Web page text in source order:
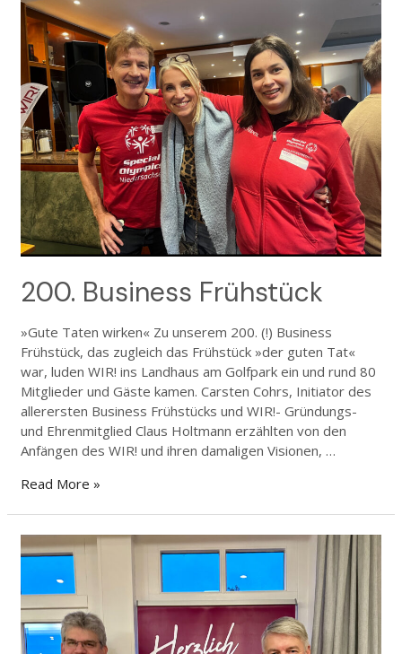
200. Business Frühstück
»Gute Taten wirken« Zu unserem 200. (!) Business
Frühstück, das zugleich das Frühstück »der guten Tat«
war, luden WIR! ins Landhaus am Golfpark ein und rund 80
Mitglieder und Gäste kamen. Carsten Cohrs, Initiator des
allerersten Business Frühstücks und WIR!- Gründungs-
und Ehrenmitglied Claus Holtmann erzählten von den
Anfängen des WIR! und ihren damaligen Visionen, …
Read More »